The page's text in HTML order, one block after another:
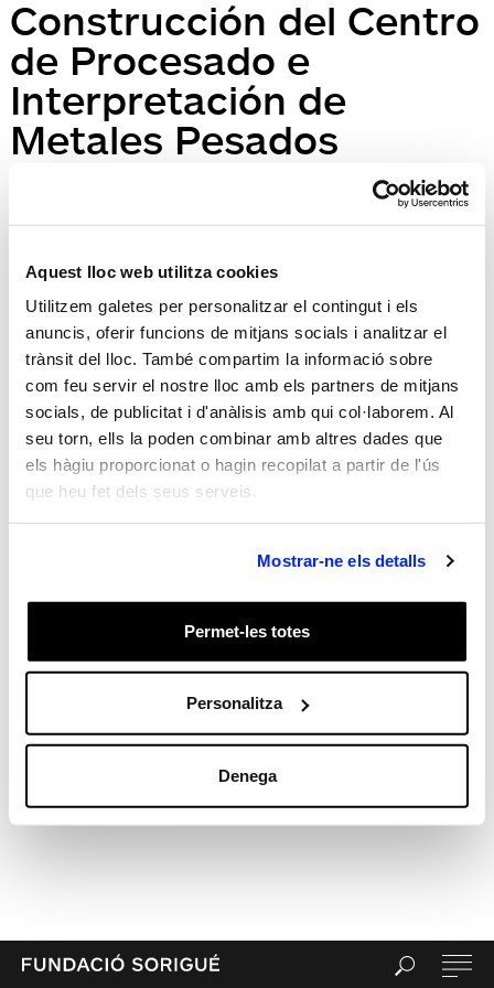
Aquest lloc web utilitza cookies
Utilitzem galetes per personalitzar el contingut i els
anuncis, oferir funcions de mitjans socials i analitzar el
trànsit del lloc. També compartim la informació sobre
com feu servir el nostre lloc amb els partners de mitjans
socials, de publicitat i d'anàlisis amb qui col·laborem. Al
seu torn, ells la poden combinar amb altres dades que
els hàgiu proporcionat o hagin recopilat a partir de l'ús
que heu fet dels seus serveis.
Mostrar-ne els detalls
Permet-les totes
Personalitza
Denega
Construcción del Centro
de Procesado e
Interpretación de
Metales Pesados
Deixa un comentari
Heu d' iniciar la sessió
per escriure un comentari.
Búsqueda
Search
for:
Search
Recent Posts
Hola, món!
Recent Comments
Sr. WordPressenHola, món!
Archives
Canal de les entrades
Canal dels comentaris
WordPress.org (en anglès)